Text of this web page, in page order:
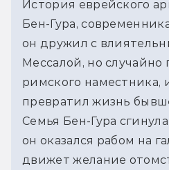
История еврейского
Бен-Гура,
он дружил с
Мессалой, но случайно
римского наместника,
превратил жизнь
Семья Бен-Гура сгинула
он оказался рабом на
движет желание